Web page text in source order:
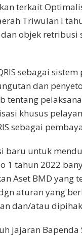
terkait
Triwulan I
objek
sebagai
dan
tentang
khusus
sebagai
baru untuk
1 tahun 2022
Aset BMD
aturan yang
dan/atau
jajaran Bapenda